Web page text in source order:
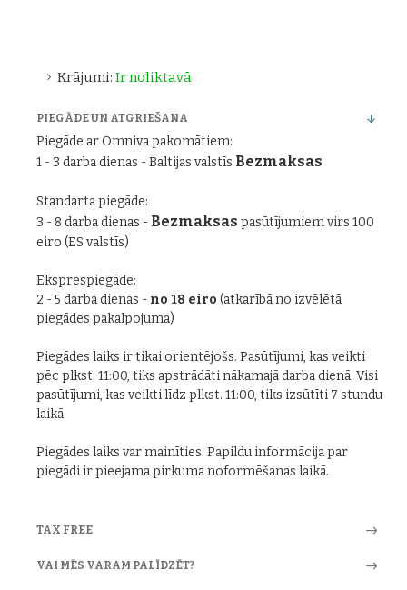
Krājumi: Ir noliktavā
PIEGĀDE UN ATGRIEŠANA
Piegāde ar Omniva pakomātiem:
1 - 3 darba dienas - Baltijas valstīs Bezmaksas
Standarta piegāde:
3 - 8 darba dienas - Bezmaksas pasūtījumiem virs 100
eiro (ES valstīs)
Eksprespiegāde:
2 - 5 darba dienas - no 18 eiro (atkarībā no izvēlētā
piegādes pakalpojuma)
Piegādes laiks ir tikai orientējošs. Pasūtījumi, kas veikti
pēc plkst. 11:00, tiks apstrādāti nākamajā darba dienā. Visi
pasūtījumi, kas veikti līdz plkst. 11:00, tiks izsūtīti 7 stundu
laikā.
Piegādes laiks var mainīties. Papildu informācija par
piegādi ir pieejama pirkuma noformēšanas laikā.
TAX FREE
VAI MĒS VARAM PALĪDZĒT?